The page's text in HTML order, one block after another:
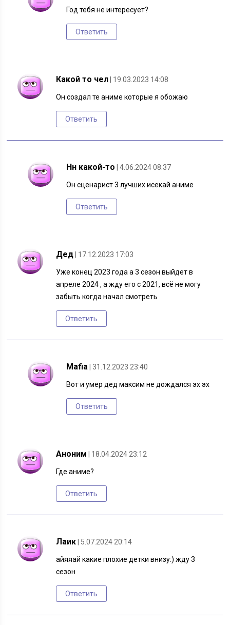
Год тебя не интересует?
Ответить
Какой то чел | 19.03.2023 14:08
Он создал те аниме которые я обожаю
Ответить
Нн какой-то | 4.06.2024 08:37
Он сценарист 3 лучших исекай аниме
Ответить
Дед | 17.12.2023 17:03
Уже конец 2023 года а 3 сезон выйдет в
апреле 2024 , а жду его с 2021, всё не могу
забыть когда начал смотреть
Ответить
Mafia | 31.12.2023 23:40
Вот и умер дед максим не дождался эх эх
Ответить
Аноним | 18.04.2024 23:12
Где аниме?
Ответить
Лаик | 5.07.2024 20:14
айяяай какие плохие детки внизу:) жду 3
сезон
Ответить